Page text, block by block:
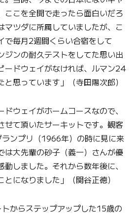
ここを全開で走ったら面白いだろ
マツダに所属していましたが、こ
で毎月2週間くらい合宿をして
ジンの耐久テストをしてた思い出
ードウェイがなければ、ルマン24
思っています」（寺田陽次郎）
ドウェイがホームコースなので、
せて頂いたサーキットです。観客
ンプリ（1966年）の時に見に来
は大先輩の砂子（義一）さんが優
しました。それから数年後に、
になりました」（関谷正徳）
からステップアップした15歳の